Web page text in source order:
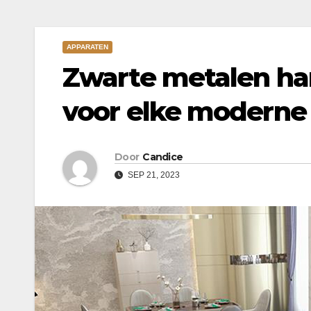
APPARATEN
Zwarte metalen
voor elke
Door Candice
SEP 21, 2023